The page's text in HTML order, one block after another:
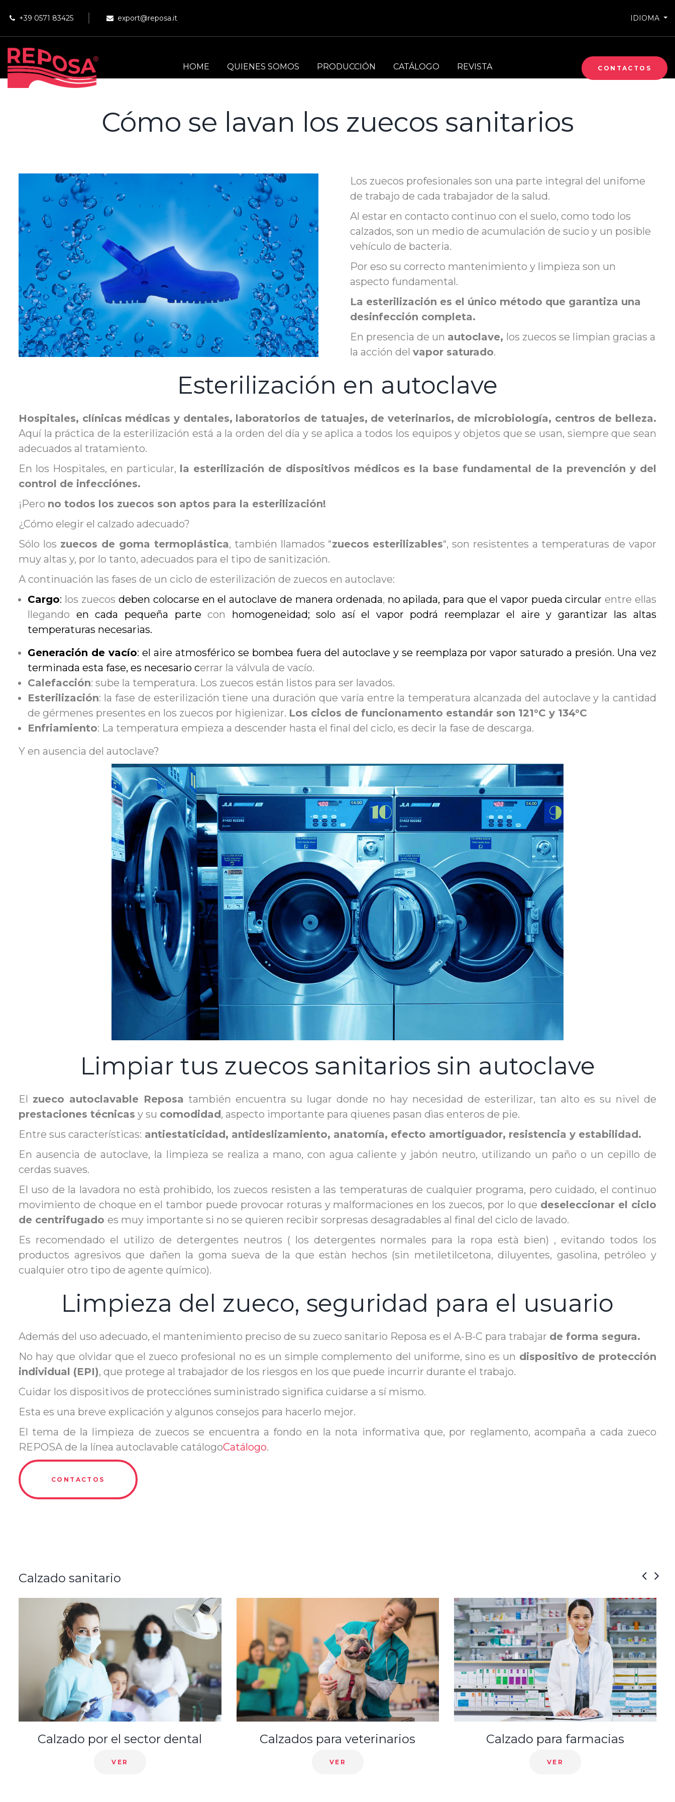
+39 0571 83425 export@reposa.it IDIOMA
HOME QUIENES SOMOS PRODUCCIÓN CATÁLOGO REVISTA CONTACTOS
Cómo se lavan los zuecos sanitarios
Los zuecos profesionales son una parte integral del unifome
de trabajo de cada trabajador de la salud.
Al estar en contacto continuo con el suelo, como todo los
calzados, son un medio de acumulación de sucio y un posible
vehículo de bacteria.
Por eso su correcto mantenimiento y limpieza son un
aspecto fundamental.
La esterilización es el único método que garantiza una
desinfección completa.
En presencia de un autoclave, los zuecos se limpian gracias a
la acción delvapor saturado.
Esterilización en autoclave
Hospitales, clínicas médicas y dentales, laboratorios de tatuajes, de veterinarios, de microbiología, centros de belleza.
Aquí la práctica de la esterilización está a la orden del día y se aplica a todos los equipos y objetos que se usan, siempre que sean
adecuados al tratamiento.
En los Hospitales, en particular, la esterilización de dispositivos médicos es la base fundamental de la prevención y del
control de infecciónes.
¡Pero no todos los zuecos son aptos para la esterilización!
¿Cómo elegir el calzado adecuado?
Sólo los zuecos de goma termoplástica, también llamados “zuecos esterilizables“, son resistentes a temperaturas de vapor
muy altas y, por lo tanto, adecuados para el tipo de sanitización.
A continuación las fases de un ciclo de esterilización de zuecos en autoclave:
Cargo: los zuecos deben colocarse en el autoclave de manera ordenada, no apilada, para que el vapor pueda circularentre ellas
llegando en cada pequeña partecon homogeneidad; solo así el vapor podrá reemplazar el aire y garantizar las altas
temperaturas necesarias.
Generación de vacío: el aire atmosférico se bombea fuera del autoclave y se reemplaza por vapor saturado a presión. Una vez
terminada esta fase, es necesario cerrar la válvula de vacío.
Calefacción: sube la temperatura. Los zuecos están listos para ser lavados.
Esterilización: la fase de esterilización tiene una duración que varía entre la temperatura alcanzada del autoclave y la cantidad
de gérmenes presentes en los zuecos por higienizar. Los ciclos de funcionamento estandár son 121°C y 134°C
Enfriamiento: La temperatura empieza a descender hasta el final del ciclo, es decir la fase de descarga.
Y en ausencia del autoclave?
Limpiar tus zuecos sanitarios sin autoclave
El zueco autoclavable Reposa también encuentra su lugar donde no hay necesidad de esterilizar, tan alto es su nivel de
prestaciones técnicas y su comodidad, aspecto importante para qiuenes pasan dìas enteros de pie.
Entre sus características: antiestaticidad, antideslizamiento, anatomía, efecto amortiguador, resistencia y estabilidad.
En ausencia de autoclave, la limpieza se realiza a mano, con agua caliente y jabón neutro, utilizando un paño o un cepillo de
cerdas suaves.
El uso de la lavadora no està prohibido, los zuecos resisten a las temperaturas de cualquier programa, pero cuidado, el continuo
movimiento de choque en el tambor puede provocar roturas y malformaciones en los zuecos, por lo que deseleccionar el ciclo
de centrifugado es muy importante si no se quieren recibir sorpresas desagradables al final del ciclo de lavado.
Es recomendado el utilizo de detergentes neutros ( los detergentes normales para la ropa està bien) , evitando todos los
productos agresivos que dañen la goma sueva de la que estàn hechos (sin metiletilcetona, diluyentes, gasolina, petróleo y
cualquier otro tipo de agente químico).
Limpieza del zueco, seguridad para el usuario
Además del uso adecuado, el mantenimiento preciso de su zueco sanitario Reposa es el A-B-C para trabajar de forma segura.
No hay que olvidar que el zueco profesional no es un simple complemento del uniforme, sino es un dispositivo de protección
individual (EPI), que protege al trabajador de los riesgos en los que puede incurrir durante el trabajo.
Cuidar los dispositivos de protecciónes suministrado significa cuidarse a sí mismo.
Esta es una breve explicación y algunos consejos para hacerlo mejor.
El tema de la limpieza de zuecos se encuentra a fondo en la nota informativa que, por reglamento, acompaña a cada zueco
REPOSA de la línea autoclavable catálogoCatálogo.
CONTACTOS
Calzado sanitario
Calzados para veterinarios
VER
Calzado para farmacias
VER
Calzado para el hogar de ancianos
VER